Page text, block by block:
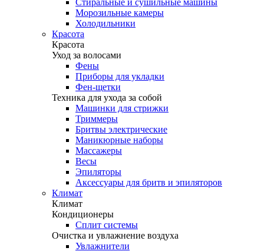
Стиральные и сушильные машины
Морозильные камеры
Холодильники
Красота
Красота
Уход за волосами
Фены
Приборы для укладки
Фен-щетки
Техника для ухода за собой
Машинки для стрижки
Триммеры
Бритвы электрические
Маникюрные наборы
Массажеры
Весы
Эпиляторы
Аксессуары для бритв и эпиляторов
Климат
Климат
Кондиционеры
Сплит системы
Очистка и увлажнение воздуха
Увлажнители